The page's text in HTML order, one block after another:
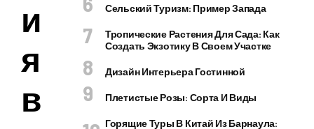
и
я
в
Сельский Туризм: Пример Запада
Тропические Растения Для Сада: Как
Создать Экзотику В Своем Участке
Дизайн Интерьера Гостинной
Плетистые Розы: Сорта И Виды
Горящие Туры В Китай Из Барнаула: